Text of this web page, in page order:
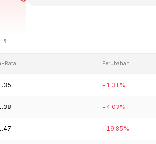
Rata Perubahan
-1.31%
-4.03%
-19.85%